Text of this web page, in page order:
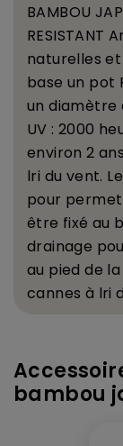
BAMBOU
RESISTANT
naturelles et
base un pot
un diamètre
UV : 2000
environ 2
lri du vent.
pour
être fixé au
drainage
au pied de
cannes à lri
bambou